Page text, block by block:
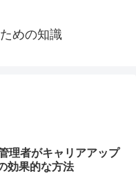
めの知識
理者がキャリアアップ
効果的な方法